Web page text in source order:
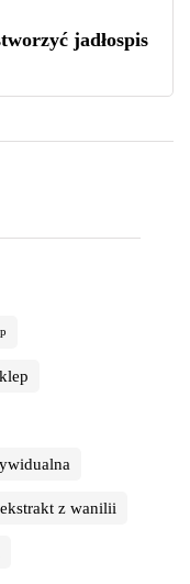
jadłospis
ekstrakt z wanilii